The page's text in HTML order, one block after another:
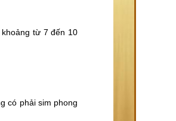
từ 7 đến 10
có phải sim phong